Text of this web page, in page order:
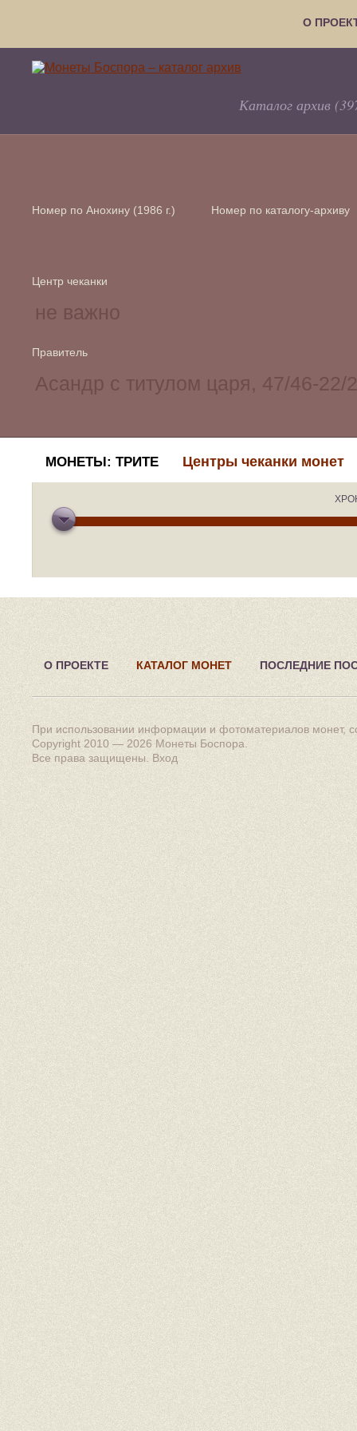
О
Каталог архив
Номер по Анохину (1986 г.) Номер по каталогу-архиву
Центр чеканки
Правитель
МОНЕТЫ: ТРИТЕ Центры чеканки монет
О ПРОЕКТЕ КАТАЛОГ МОНЕТ ПОСЛЕДНИЕ
При использовании информации и фотоматериалов монет,
Copyright 2010 — 2026 Монеты Боспора
Все права защищены. Вход